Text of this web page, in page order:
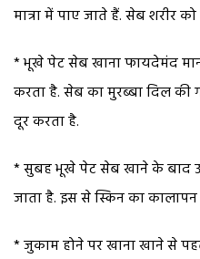
मात्रा में पाए जाते हैं. सेब शरीर
* भूखे पेट सेब खाना फायदेमंद
करता है. सेब का मुरब्बा दिल की
दूर करता है.
* सुबह भूखे पेट सेब खाने के बाद
जाता है. इस से स्किन का कालापन
* जुकाम होने पर खाना खाने से